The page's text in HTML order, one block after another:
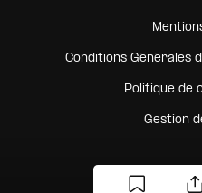
Pied de page
Conditions Générales
Politique de
Gestion